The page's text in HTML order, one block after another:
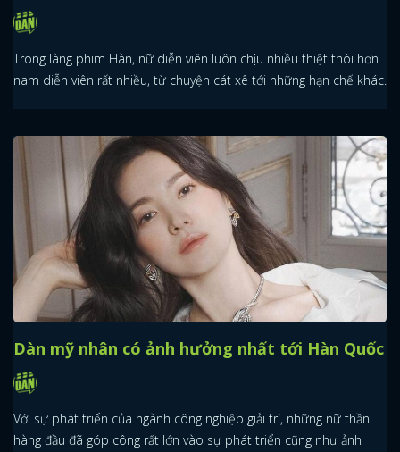
Trong làng phim Hàn, nữ diễn viên luôn chịu nhiều thiệt thòi hơn
nam diễn viên rất nhiều, từ chuyện cát xê tới những hạn chế khác.
Dàn mỹ nhân có ảnh hưởng nhất tới Hàn Quốc
Với sự phát triển của ngành công nghiệp giải trí, những nữ thần
hàng đầu đã góp công rất lớn vào sự phát triển cũng như ảnh